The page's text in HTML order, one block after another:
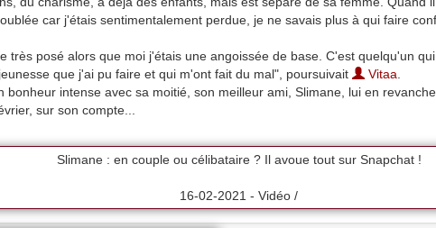
car j'étais sentimentalement perdue, je ne savais plus à qui faire
très posé alors que moi j'étais une angoissée de base. C'est quelqu'un
que j'ai pu faire et qui m'ont fait du mal", poursuivait
Vitaa
intense avec sa moitié, son meilleur ami, Slimane, lui en
sur son compte...
Slimane : en couple ou célibataire ? Il avoue tout sur Snapchat !
16-02-2021 - Vidéo /